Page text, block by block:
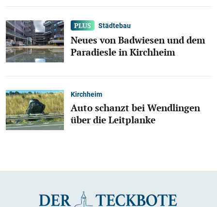
Städtebau
Neues von Badwiesen und dem
Paradiesle in Kirchheim
Kirchheim
Auto schanzt bei Wendlingen
über die Leitplanke